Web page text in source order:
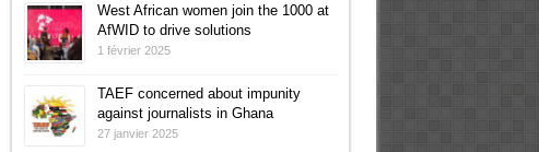
West African women join the 1000 at
AfWID to drive solutions
1 février 2025
TAEF concerned about impunity
against journalists in Ghana
27 janvier 2025